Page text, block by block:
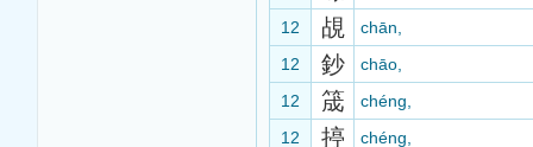
12
覘
chān,
12
鈔
chāo,
12
筬
chéng,
12
揨
chéng,